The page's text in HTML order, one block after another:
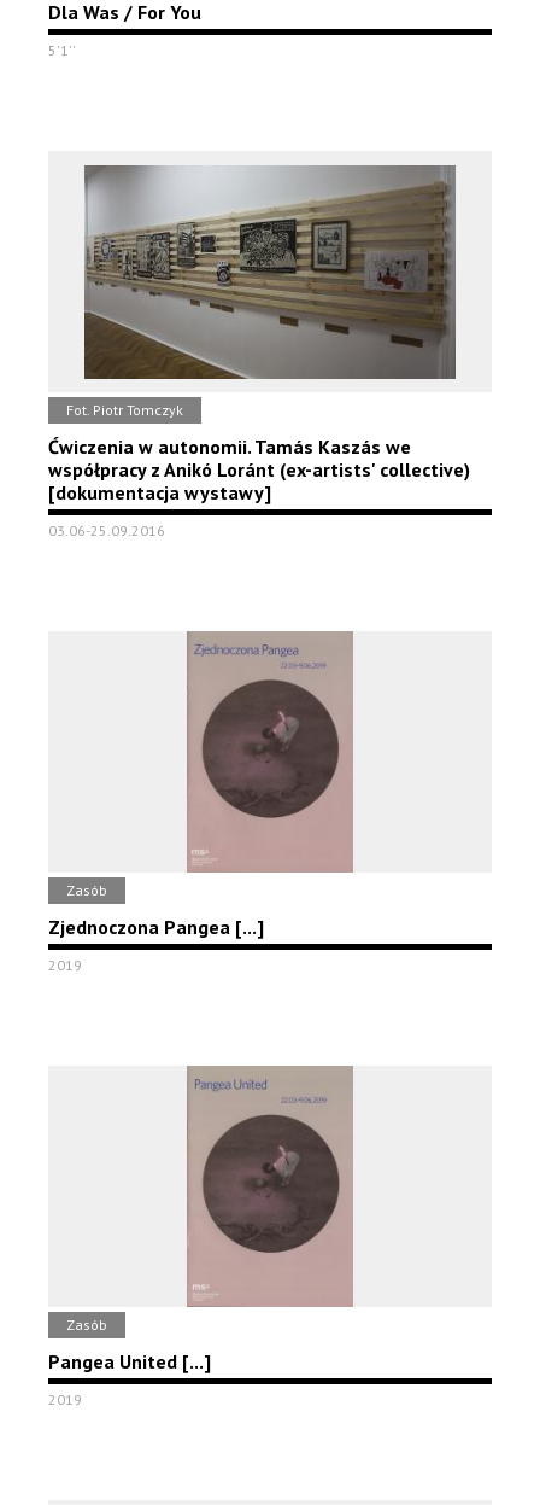
Dla Was / For You
5'1''
Fot. Piotr Tomczyk
Ćwiczenia w autonomii. Tamás Kaszás we
współpracy z Anikó Loránt (ex-artists' collective)
[dokumentacja wystawy]
03.06-25.09.2016
Zasób
Zjednoczona Pangea [...]
2019
Zasób
Pangea United [...]
2019